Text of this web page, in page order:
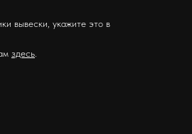
вывески, укажите это в
здесь